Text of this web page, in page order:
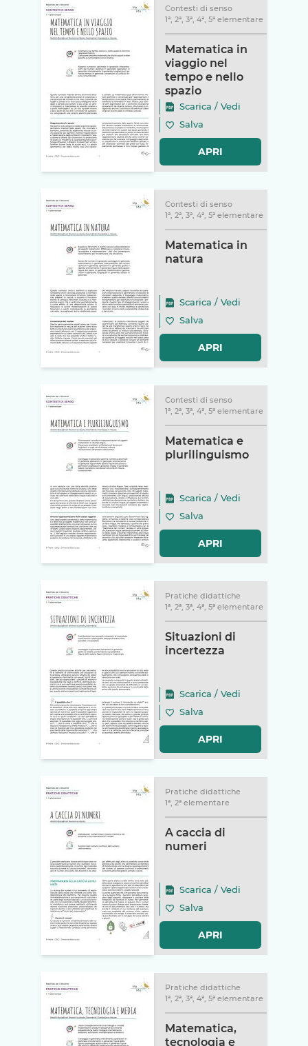
Contesti di senso
1ª, 2ª, 3ª, 4ª, 5ª elementare
Matematica in
viaggio nel
tempo e nello
spazio
Scarica / Vedi
Salva
APRI
Contesti di senso
1ª, 2ª, 3ª, 4ª, 5ª elementare
Matematica in
natura
Scarica / Vedi
Salva
APRI
Contesti di senso
1ª, 2ª, 3ª, 4ª, 5ª elementare
Matematica e
plurilinguismo
Scarica / Vedi
Salva
APRI
Pratiche didattiche
1ª, 2ª, 3ª, 4ª, 5ª elementare
Situazioni di
incertezza
Scarica / Vedi
Salva
APRI
Pratiche didattiche
1ª, 2ª elementare
A caccia di
numeri
Scarica / Vedi
Salva
APRI
Pratiche didattiche
1ª, 2ª, 3ª, 4ª, 5ª elementare
Matematica,
tecnologia e